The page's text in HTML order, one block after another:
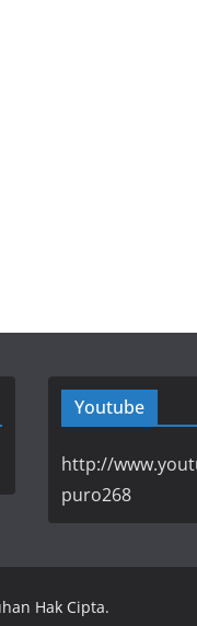
Youtube
http://
puro268
Hak Cipta.